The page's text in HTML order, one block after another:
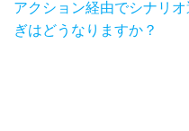
アクション経由でシナリ
ぎはどうなりますか？